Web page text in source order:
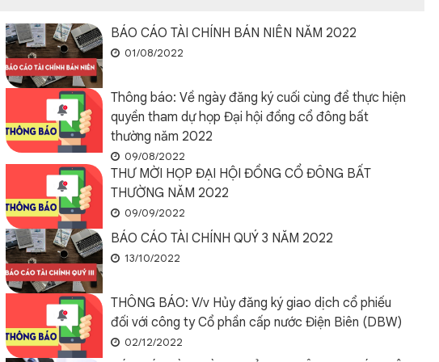
BÁO CÁO TÀI CHÍNH BÁN NIÊN NĂM 2022
01/08/2022
Thông báo: Về ngày đăng ký cuối cùng để thực hiện
quyền tham dự họp Đại hội đồng cổ đông bất
thường năm 2022
09/08/2022
THƯ MỜI HỌP ĐẠI HỘI ĐỒNG CỔ ĐÔNG BẤT
THƯỜNG NĂM 2022
09/09/2022
BÁO CÁO TÀI CHÍNH QUÝ 3 NĂM 2022
13/10/2022
THÔNG BÁO: V/v Hủy đăng ký giao dịch cổ phiếu
đối với công ty Cổ phần cấp nước Điện Biên (DBW)
02/12/2022